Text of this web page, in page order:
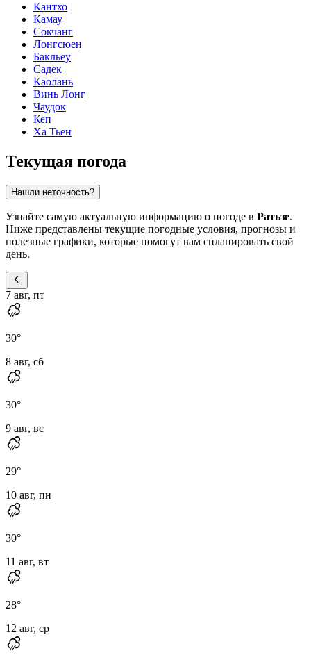
Кантхо
Камау
Сокчанг
Лонгсюен
Бакльеу
Садек
Каолань
Винь Лонг
Чаудок
Кеп
Ха Тьен
Текущая погода
Нашли неточность?
Узнайте самую актуальную информацию о погоде в Ратьзе.
Ниже представлены текущие погодные условия, прогнозы и
полезные графики, которые помогут вам спланировать свой
день.
7 авг, пт
30°
8 авг, сб
30°
9 авг, вс
29°
10 авг, пн
30°
11 авг, вт
28°
12 авг, ср